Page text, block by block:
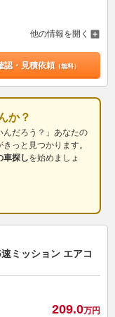
他の情報を開く
認・見積依頼（無料）
か？
んだろう？」あなたの
っと見つかります。
車探しを始めましょ
ミッション エアコ
209.0万円